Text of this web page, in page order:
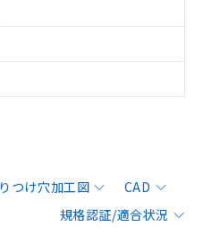
つけ穴加工図
CAD
規格認証/適合状況